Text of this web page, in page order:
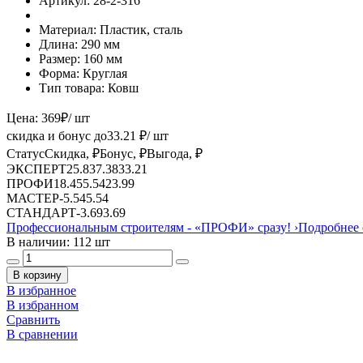
Материал: Пластик, сталь
Длина: 290 мм
Размер: 160 мм
Форма: Круглая
Тип товара: Ковш
Цена: 369₽/ шт
скидка и бонус до33.21 ₽/ шт
СтатусСкидка, ₽Бонус, ₽Выгода, ₽
ЭКСПЕРТ25.837.3833.21
ПРОФИ18.455.5423.99
МАСТЕР-5.545.54
СТАНДАРТ-3.693.69
Профессиональным строителям - «ПРОФИ» сразу! ›Подробнее
В наличии: 112 шт
В корзину
В избранное
В избранном
Сравнить
В сравнении